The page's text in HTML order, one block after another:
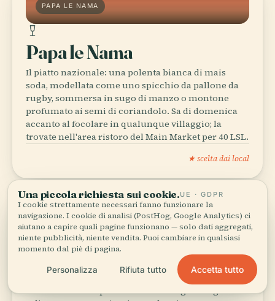
PAPA LE NAMA
Papa le Nama
Il piatto nazionale: una polenta bianca di mais
soda, modellata come uno spicchio da pallone da
rugby, sommersa in sugo di manzo o montone
profumato ai semi di coriandolo. Sa di domenica
accanto al focolare in qualunque villaggio; la
trovate nell'area ristoro del Main Market per 40 LSL.
★ scelta dai local
SAMP & BEANS (LETLHAKU)
Samp & Beans (Letlhaku)
Chicchi di mais spezzati cotti con fagioli sugar fino
Una piccola richiesta sui cookie.UE · GDPR
I cookie strettamente necessari fanno funzionare la
navigazione. I cookie di analisi (PostHog, Google Analytics) ci
aiutano a capire quali pagine funzionano — solo dati aggregati,
niente pubblicità, niente vendita. Puoi cambiare in qualsiasi
momento dal piè di pagina.
Personalizza Rifiuta tutto Accetta tutto